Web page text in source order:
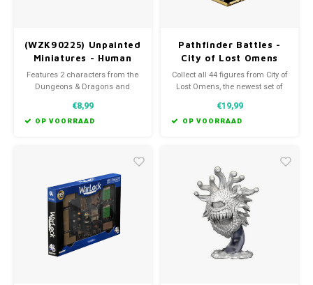
(WZK90225) Unpainted
Miniatures - Human
Monk Female
Features 2 characters from the
Dungeons & Dragons and
with Tabletop Roleplaying
Games or Miniature
€8,99
OP VOORRAAD
Pathfinder Battles -
City of Lost Omens
Booster
Collect all 44 figures from City of
Lost Omens, the newest set of
including classic monsters and
heroes from new concept art for
€19,99
OP VOORRAAD